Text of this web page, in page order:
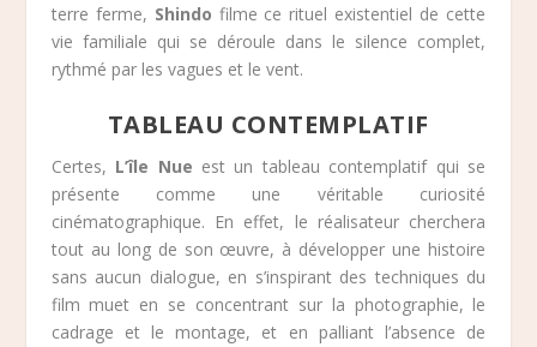
terre ferme, Shindo filme ce rituel existentiel de cette
vie familiale qui se déroule dans le silence complet,
rythmé par les vagues et le vent.
TABLEAU CONTEMPLATIF
Certes, L’île Nue est un tableau contemplatif qui se
présente comme une véritable curiosité
cinématographique. En effet, le réalisateur cherchera
tout au long de son œuvre, à développer une histoire
sans aucun dialogue, en s’inspirant des techniques du
film muet en se concentrant sur la photographie, le
cadrage et le montage, et en palliant l’absence de